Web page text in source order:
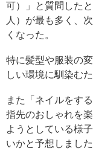
可）」と質問した
人）が最も多く、
くなった。
特に髪型や服装の
しい環境に馴染む
また「ネイルをす
指先のおしゃれを
ようとしている様
いかと予想しまし